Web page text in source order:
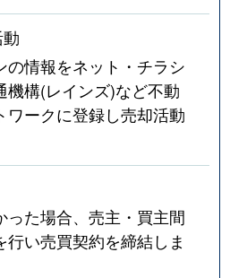
の情報をネット・チラシ
機構(レインズ)など不動
ワークに登録し売却活動
った場合、売主・買主間
い売買契約を締結しま